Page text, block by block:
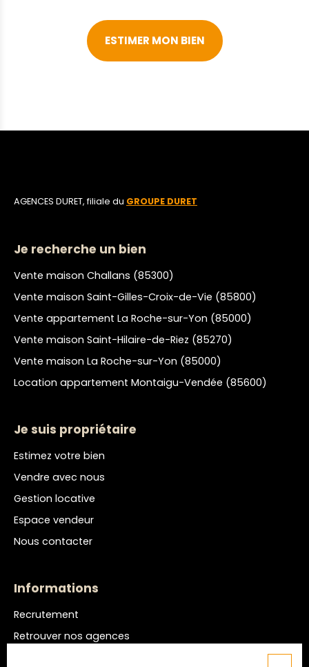
ESTIMER MON BIEN
AGENCES DURET, filiale du GROUPE DURET
Je recherche un bien
Vente maison Challans (85300)
Vente maison Saint-Gilles-Croix-de-Vie (85800)
Vente appartement La Roche-sur-Yon (85000)
Vente maison Saint-Hilaire-de-Riez (85270)
Vente maison La Roche-sur-Yon (85000)
Location appartement Montaigu-Vendée (85600)
Je suis propriétaire
Estimez votre bien
Vendre avec nous
Gestion locative
Espace vendeur
Nous contacter
Informations
Recrutement
Retrouver nos agences